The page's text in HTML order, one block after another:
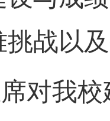
战以
对我